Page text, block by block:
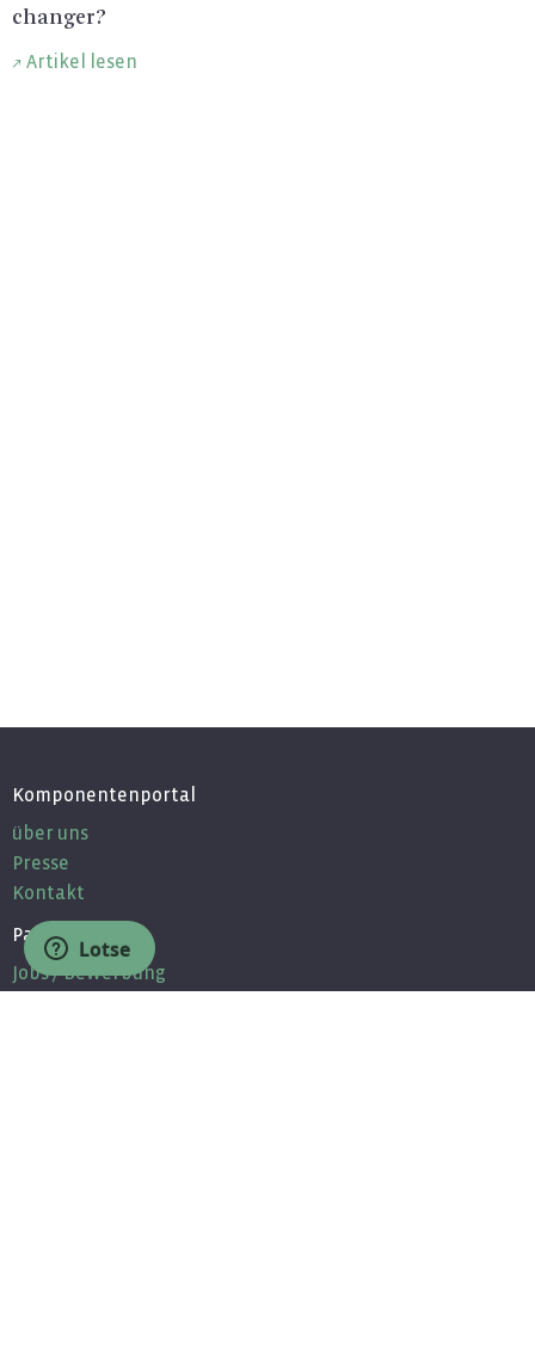
ch­an­ger?
Artikel lesen
Komponentenportal
über uns
Presse
Kontakt
Partner
Jobs / Bewerbung
Lotse